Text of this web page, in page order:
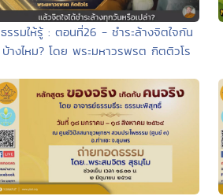
ธรรมให้รู้ : ตอนที่26 - ชำระล้างจิตใจกัน
บ้างไหม? โดย พระมหาวรพรต กิตติวโร